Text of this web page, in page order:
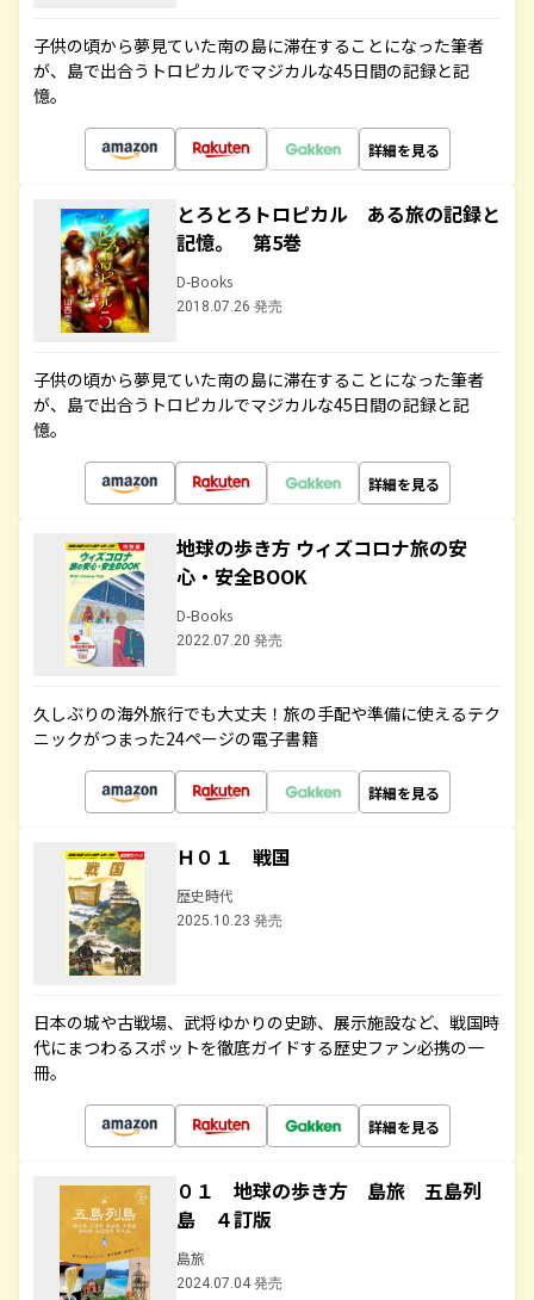
子供の頃から夢見ていた南の島に滞在することになった筆者
が、島で出合うトロピカルでマジカルな45日間の記録と記
憶。
詳細を見る
とろとろトロピカル ある旅の記録と
記憶。 第5巻
D-Books
2018.07.26 発売
子供の頃から夢見ていた南の島に滞在することになった筆者
が、島で出合うトロピカルでマジカルな45日間の記録と記
憶。
詳細を見る
地球の歩き方 ウィズコロナ旅の安
心・安全BOOK
D-Books
2022.07.20 発売
久しぶりの海外旅行でも大丈夫！旅の手配や準備に使えるテク
ニックがつまった24ページの電子書籍
詳細を見る
Ｈ０１ 戦国
歴史時代
2025.10.23 発売
日本の城や古戦場、武将ゆかりの史跡、展示施設など、戦国時
代にまつわるスポットを徹底ガイドする歴史ファン必携の一
冊。
詳細を見る
０１ 地球の歩き方 島旅 五島列
島 ４訂版
島旅
2024.07.04 発売